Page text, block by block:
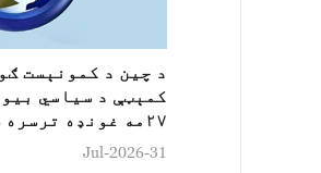
د چين د کمونېست
کمېټې د سياسي
۲۷مه غونډه ترسره شوه
31-Jul-2026